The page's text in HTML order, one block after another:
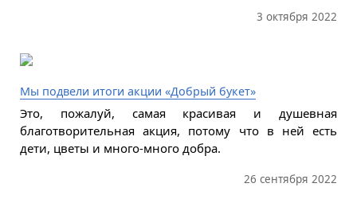
3 октября 2022
Мы подвели итоги акции «Добрый букет»
Это, пожалуй, самая красивая и душевная
благотворительная акция, потому что в ней есть
дети, цветы и много-много добра.
26 сентября 2022